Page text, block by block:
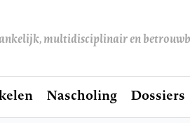
multidisciplinair en
Nascholing Dossiers